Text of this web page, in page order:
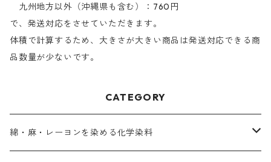
九州地方以外（沖縄県も含む）：760円
で、発送対応をさせていただきます。
体積で計算するため、大きさが大きい商品は発送対応できる商
品数量が少ないです。
CATEGORY
綿・麻・レーヨンを染める化学染料